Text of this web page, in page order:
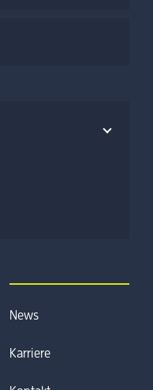
News
Karriere